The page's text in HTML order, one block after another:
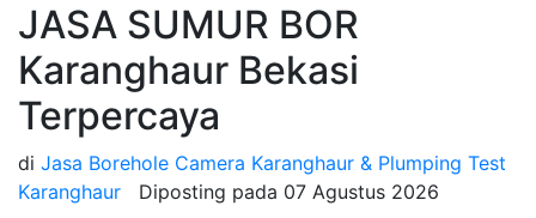
JASA SUMUR BOR
Karanghaur Bekasi
Terpercaya
di Jasa Borehole Camera Karanghaur & Plumping Test
Karanghaur
Diposting pada 07 Agustus 2026